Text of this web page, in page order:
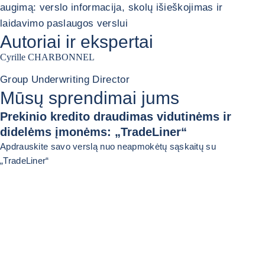
augimą: verslo informacija, skolų išieškojimas ir
laidavimo paslaugos verslui
Autoriai ir ekspertai
Cyrille CHARBONNEL
Group Underwriting Director
Mūsų sprendimai jums
Prekinio kredito draudimas vidutinėms ir
didelėms įmonėms: „TradeLiner“
Apdrauskite savo verslą nuo neapmokėtų sąskaitų su
„TradeLiner“